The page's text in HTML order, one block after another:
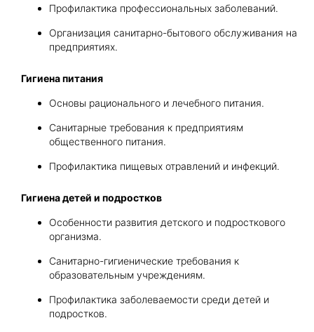
Профилактика профессиональных заболеваний.
Организация санитарно-бытового обслуживания на
предприятиях.
Гигиена питания
Основы рационального и лечебного питания.
Санитарные требования к предприятиям
общественного питания.
Профилактика пищевых отравлений и инфекций.
Гигиена детей и подростков
Особенности развития детского и подросткового
организма.
Санитарно-гигиенические требования к
образовательным учреждениям.
Профилактика заболеваемости среди детей и
подростков.